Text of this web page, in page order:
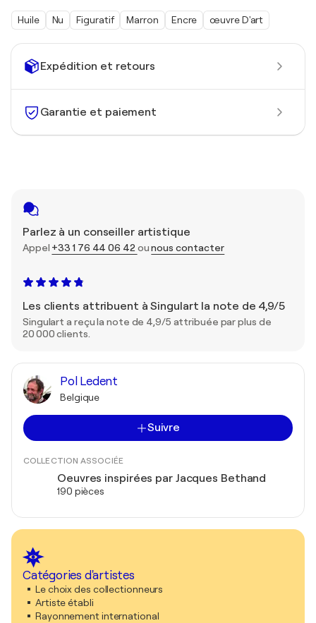
Expédition et retours
Garantie et paiement
Parlez à un conseiller artistique
Appel +33 1 76 44 06 42ounous contacter
Les clients attribuent à Singulart la note de 4,9/5
Singulart a reçu la note de 4,9/5 attribuée par plus de
20 000 clients.
Pol Ledent
Belgique
Suivre
COLLECTION ASSOCIÉE
Oeuvres inspirées par Jacques Bethand
190 pièces
Catégories d'artistes
Le choix des collectionneurs
Artiste établi
Rayonnement international
Huile Nu Figuratif Marron Encre œuvre D'art